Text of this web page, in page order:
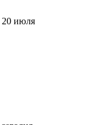
20 июля